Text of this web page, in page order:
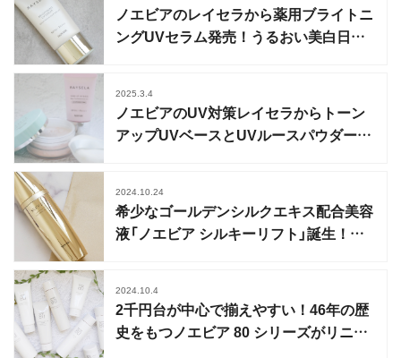
ノエビアのレイセラから薬用ブライトニ
ングUVセラム発売！うるおい美白日中
2025.3.4
ノエビアのUV対策レイセラからトーン
アップUVベースとUVルースパウダーが
2024.10.24
希少なゴールデンシルクエキス配合美容
液「ノエビア シルキーリフト」誕生！圧
2024.10.4
2千円台が中心で揃えやすい！46年の歴
史をもつノエビア 80 シリーズがリニュ